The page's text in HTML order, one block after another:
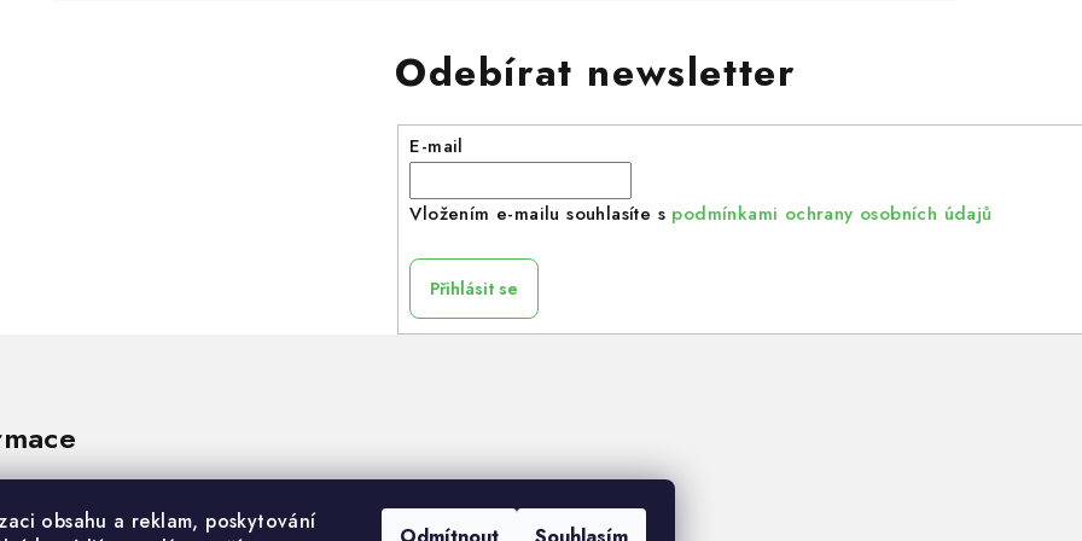
obsahu a reklam, poskytování
Odebírat newsletter
E-mail
Vložením e-mailu souhlasíte s podmínkami ochrany osobních údajů
Přihlásit se